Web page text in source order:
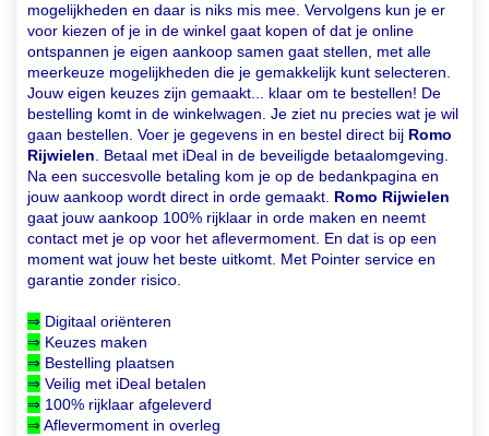
mogelijkheden en daar is niks mis mee. Vervolgens kun je er
voor kiezen of je in de winkel gaat kopen of dat je online
ontspannen je eigen aankoop samen gaat stellen, met alle
meerkeuze mogelijkheden die je gemakkelijk kunt selecteren.
Jouw eigen keuzes zijn gemaakt... klaar om te bestellen! De
bestelling komt in de winkelwagen. Je ziet nu precies wat je wil
gaan bestellen. Voer je gegevens in en bestel direct bij Romo
Rijwielen. Betaal met iDeal in de beveiligde betaalomgeving.
Na een succesvolle betaling kom je op de bedankpagina en
jouw aankoop wordt direct in orde gemaakt. Romo Rijwielen
gaat jouw aankoop 100% rijklaar in orde maken en neemt
contact met je op voor het aflevermoment. En dat is op een
moment wat jouw het beste uitkomt. Met Pointer service en
garantie zonder risico.
⇒ Digitaal oriënteren
⇒ Keuzes maken
⇒ Bestelling plaatsen
⇒ Veilig met iDeal betalen
⇒ 100% rijklaar afgeleverd
⇒ Aflevermoment in overleg